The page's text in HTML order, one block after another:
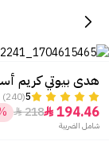
هدى بيوتي كريم
5
(240)
194.46

218

شامل الضريبة